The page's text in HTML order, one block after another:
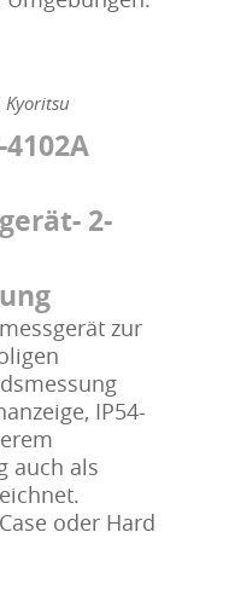
Kyoritsu
2-
zur
IP54-
auch als
oder Hard